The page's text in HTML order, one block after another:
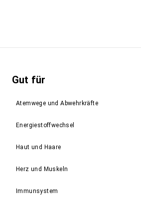
Gut für
Atemwege und Abwehrkräfte
Energiestoffwechsel
Haut und Haare
Herz und Muskeln
Immunsystem